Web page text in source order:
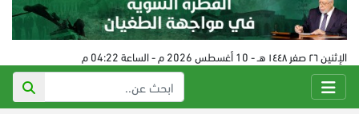
الإثنين ٢٦ صفر ١٤٤٨ هـ - 10 أغسطس 2026 م - الساعة 04:22 م